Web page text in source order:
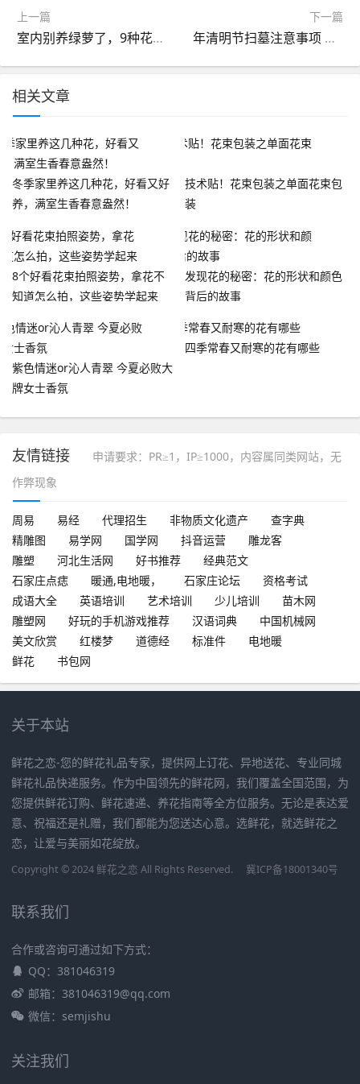
上一篇
室内别养绿萝了，9种花任选一种，“一花成景”美如画，太高级了
下一篇
年清明节扫墓注意事项 扫墓禁忌盘点(图)
相关文章
冬季家里养这几种花，好看又好
养，满室生香春意盎然！
技术贴！花束包装之单面花束包
装
8个好看花束拍照姿势，拿花不
知道怎么拍，这些姿势学起来
发现花的秘密：花的形状和颜色
背后的故事
紫色情迷or沁人青翠 今夏必败大
牌女士香氛
四季常春又耐寒的花有哪些
友情链接
申请要求：PR≥1，IP≥1000，内容属同类网站，无
作弊现象
周易 易经 代理招生 非物质文化遗产
查字典
精雕图
易学网 国学网 抖音运营
雕龙客
雕塑
河北生活网 好书推荐
经典范文
石家庄点痣
暖通,电地暖， 石家庄论坛
资格考试
成语大全
英语培训 艺术培训 少儿培训
苗木网
雕塑网
好玩的手机游戏推荐 汉语词典
中国机械网
美文欣赏
红楼梦 道德经 标准件
电地暖
鲜花
书包网
关于本站
鲜花之恋-您的鲜花礼品专家，提供网上订花、异地送花、专业同城
鲜花礼品快递服务。作为中国领先的鲜花网，我们覆盖全国范围，为
您提供鲜花订购、鲜花速递、养花指南等全方位服务。无论是表达爱
意、祝福还是礼赠，我们都能为您送达心意。选鲜花，就选鲜花之
恋，让爱与美丽如花绽放。
Copyright © 2024 鲜花之恋 All Rights Reserved. 冀ICP备18001340号
联系我们
合作或咨询可通过如下方式：
QQ：381046319
邮箱：381046319@qq.com
微信：semjishu
关注我们